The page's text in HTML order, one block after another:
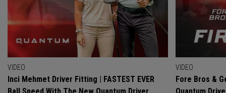
VIDEO
Inci Mehmet Driver Fitting | FASTEST EVER
VIDEO
Fore Bros &